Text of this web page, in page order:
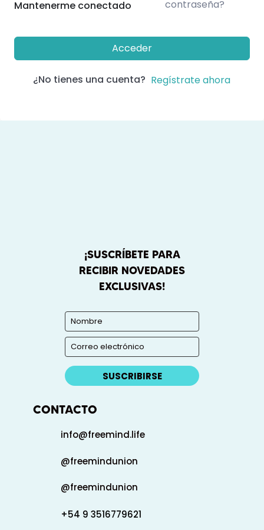
Mantenerme conectado
contraseña?
Acceder
¿No tienes una cuenta? Regístrate ahora
¡SUSCRÍBETE PARA
RECIBIR NOVEDADES
EXCLUSIVAS!
SUSCRIBIRSE
CONTACTO
info@freemind.life
@freemindunion
@freemindunion
+54 9 3516779621